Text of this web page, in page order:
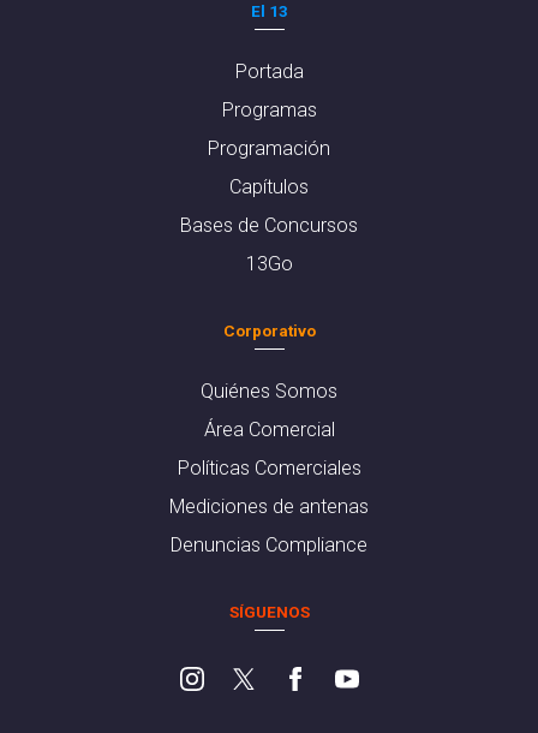
El 13
Portada
Programas
Programación
Capítulos
Bases de Concursos
13Go
Corporativo
Quiénes Somos
Área Comercial
Políticas Comerciales
Mediciones de antenas
Denuncias Compliance
SÍGUENOS